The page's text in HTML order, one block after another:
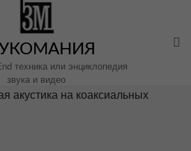
техника или энциклопедия
звука и видео
акустика на коаксиальных